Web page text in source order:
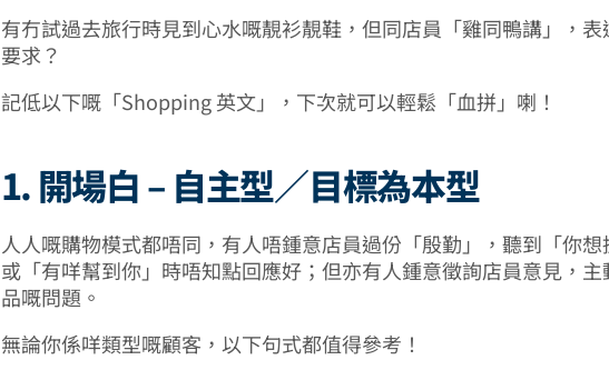
有冇試過去旅行時見到心水嘅靚衫靚鞋，但同店員「雞同鴨講」，
要求？
記低以下嘅「Shopping 英文」，下次就可以輕鬆「血拼」喇！
1. 開場白 – 自主型／目標為本型
人人嘅購物模式都唔同，有人唔鍾意店員過份「殷勤」，聽到「你
或「有咩幫到你」時唔知點回應好；但亦有人鍾意徵詢店員意見，
品嘅問題。
無論你係咩類型嘅顧客，以下句式都值得參考！